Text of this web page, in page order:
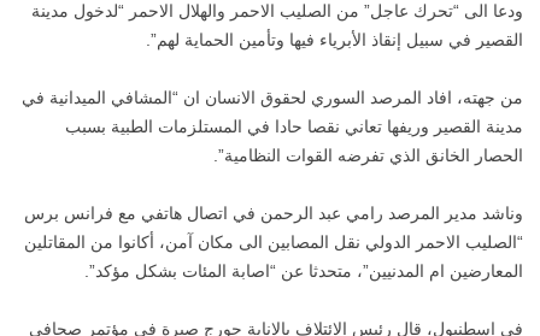
ودعا الى “تحرك عاجل” من الصليب الاحمر والهلال الاحمر “لدخول مدينة
القصير في سبيل إنقاذ الأبرياء فيها وتأمين الحماية لهم”.
من جهته، افاد المرصد السوري لحقوق الانسان ان “المشافي الميدانية في
مدينة القصير وريفها تعاني نقصا حادا في المستلزمات الطبية بسبب
الحصار الخانق الذي تفرضه القوات النظامية”.
وناشد مدير المرصد رامي عبد الرحمن في اتصال هاتفي مع فرانس برس
“الصليب الاحمر الدولي نقل المصابين الى مكان آمن، أكانوا من المقاتلين
المعارضين ام المدنيين”، متحدثا عن “اصابة المئات بشكل مؤكد”.
في اسطنبول، قال رئيس الائتلاف بالانابة جورج صبرة في مؤتمر صحافي